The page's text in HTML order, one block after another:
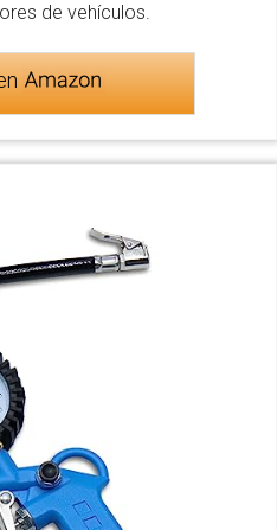
de vehículos.